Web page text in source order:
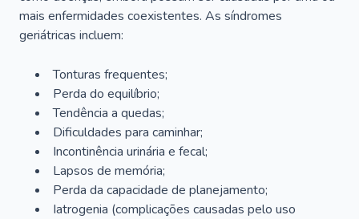
mais enfermidades coexistentes. As síndromes
geriátricas incluem:
Tonturas frequentes;
Perda do equilíbrio;
Tendência a quedas;
Dificuldades para caminhar;
Incontinência urinária e fecal;
Lapsos de memória;
Perda da capacidade de planejamento;
Iatrogenia (complicações causadas pelo uso